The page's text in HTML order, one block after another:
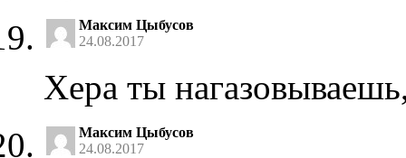
Максим Цыбусов
24.08.2017
Хера ты
Максим Цыбусов
24.08.2017